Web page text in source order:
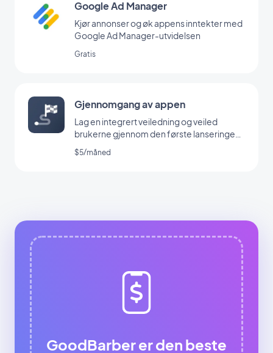
Google Ad Manager
Kjør annonser og øk appens inntekter med
Google Ad Manager-utvidelsen
Gratis
Gjennomgang av appen
Lag en integrert veiledning og veiled
brukerne gjennom den første lanseringen
av appen din
$5/måned
GoodBarber er den beste